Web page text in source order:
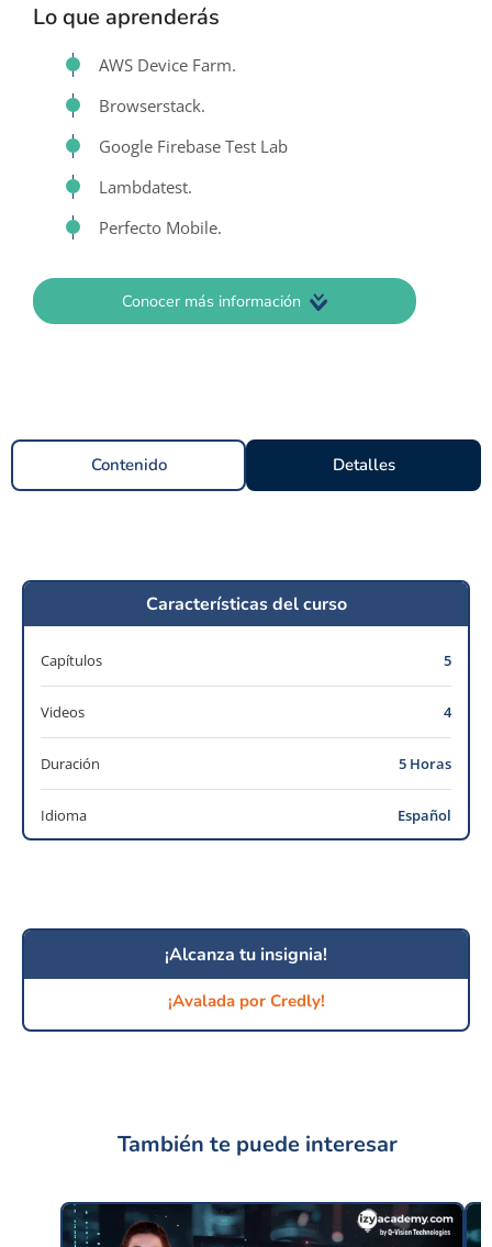
Lo que aprenderás
AWS Device Farm.
Browserstack.
Google Firebase Test Lab
Lambdatest.
Perfecto Mobile.
Conocer más información
Contenido Detalles
Características del curso
Capítulos 5
Videos 4
Duración 5 Horas
Idioma Español
¡Alcanza tu insignia!
¡Avalada por Credly!
También te puede interesar